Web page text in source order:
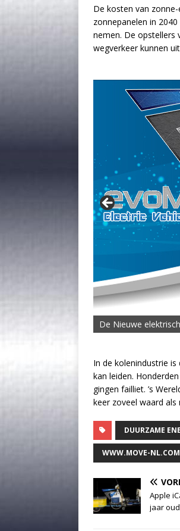
De kosten van
zonnepanelen in
nemen. De opstellers
wegverkeer kunnen
De Nieuwe
In de kolenindustrie
kan leiden.
gingen failliet. ’s
keer zoveel waard als
DUURZAME
WWW.MOVE-NL.COM
Apple
jaar